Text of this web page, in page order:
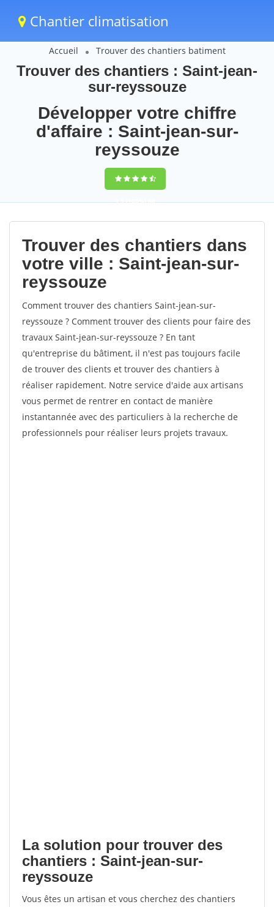
Chantier climatisation
Accueil Trouver des chantiers batiment
Trouver des chantiers : Saint-jean-
sur-reyssouze
Développer votre chiffre
d'affaire : Saint-jean-sur-
reyssouze
9,5(100%)80
votes
Trouver des chantiers dans
votre ville : Saint-jean-sur-
reyssouze
Comment trouver des chantiers Saint-jean-sur-
reyssouze ? Comment trouver des clients pour faire des
travaux Saint-jean-sur-reyssouze ? En tant
qu'entreprise du bâtiment, il n'est pas toujours facile
de trouver des clients et trouver des chantiers à
réaliser rapidement. Notre service d'aide aux artisans
vous permet de rentrer en contact de manière
instantannée avec des particuliers à la recherche de
professionnels pour réaliser leurs projets travaux.
La solution pour trouver des
chantiers : Saint-jean-sur-
reyssouze
Vous êtes un artisan et vous cherchez des chantiers